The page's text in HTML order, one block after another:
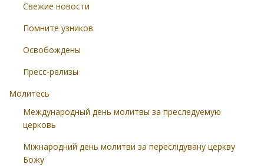
Свежие новости
Помните узников
Освобождены
Пресс-релизы
Молитесь
Международный день молитвы за преследуемую
церковь
Міжнародний день молитви за переслідувану церкву
Божу